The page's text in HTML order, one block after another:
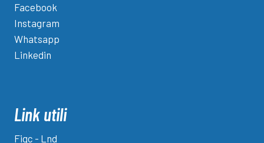
Facebook
Instagram
Whatsapp
Linkedin
Link utili
Figc - Lnd